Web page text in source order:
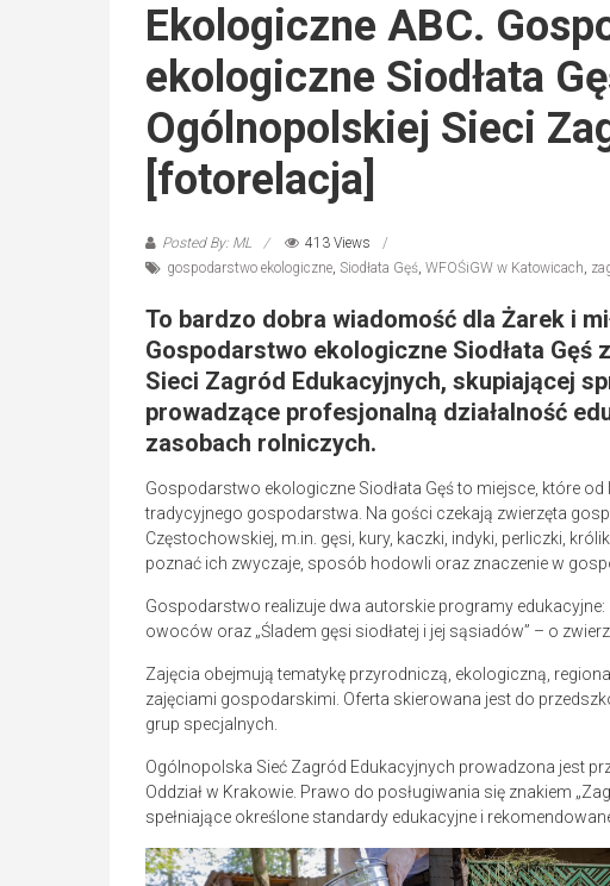
Ekologiczne ABC.
ekologiczne Siodłata
Ogólnopolskiej Sieci
[fotorelacja]
Posted By: ML
413 Views
gospodarstwo ekologiczne, Siodłata Gęś, WFOŚiGW w Katowicach,
To bardzo dobra wiadomość dla Żarek i
Gospodarstwo ekologiczne Siodłata Gęś
Sieci Zagród Edukacyjnych, skupiającej
prowadzące profesjonalną działalność
zasobach rolniczych.
Gospodarstwo ekologiczne Siodłata Gęś to miejsce, które
tradycyjnego gospodarstwa. Na gości czekają zwierzęta
Częstochowskiej, m.in. gęsi, kury, kaczki, indyki, perliczki,
poznać ich zwyczaje, sposób hodowli oraz znaczenie w
Gospodarstwo realizuje dwa autorskie programy edukacyjne:
owoców oraz „Śladem gęsi siodłatej i jej sąsiadów” – o
Zajęcia obejmują tematykę przyrodniczą, ekologiczną,
zajęciami gospodarskimi. Oferta skierowana jest do
grup specjalnych.
Ogólnopolska Sieć Zagród Edukacyjnych prowadzona jest
Oddział w Krakowie. Prawo do posługiwania się znakiem
spełniające określone standardy edukacyjne i